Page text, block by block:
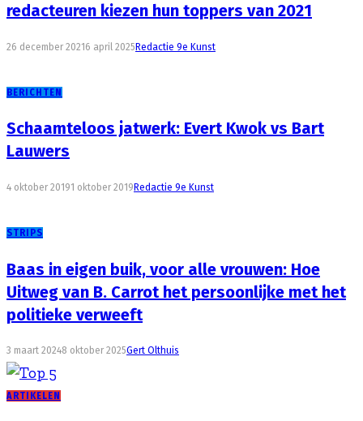
redacteuren kiezen hun toppers van 2021
26 december 20216 april 2025Redactie 9e Kunst
BERICHTEN
Schaamteloos jatwerk: Evert Kwok vs Bart
Lauwers
4 oktober 20191 oktober 2019 Redactie 9e Kunst
STRIPS
Baas in eigen buik, voor alle vrouwen: Hoe
Uitweg van B. Carrot het persoonlijke met het
politieke verweeft
3 maart 20248 oktober 2025Gert Olthuis
ARTIKELEN